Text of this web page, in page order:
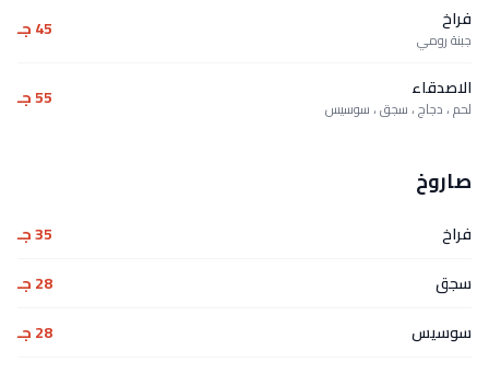
فراخ
جبنة رومي 45 جـ
الاصدقاء
لحم ، دجاج ، سجق ، سوسيس 55 جـ
صاروخ
فراخ
35 جـ
سجق
28 جـ
سوسيس
28 جـ